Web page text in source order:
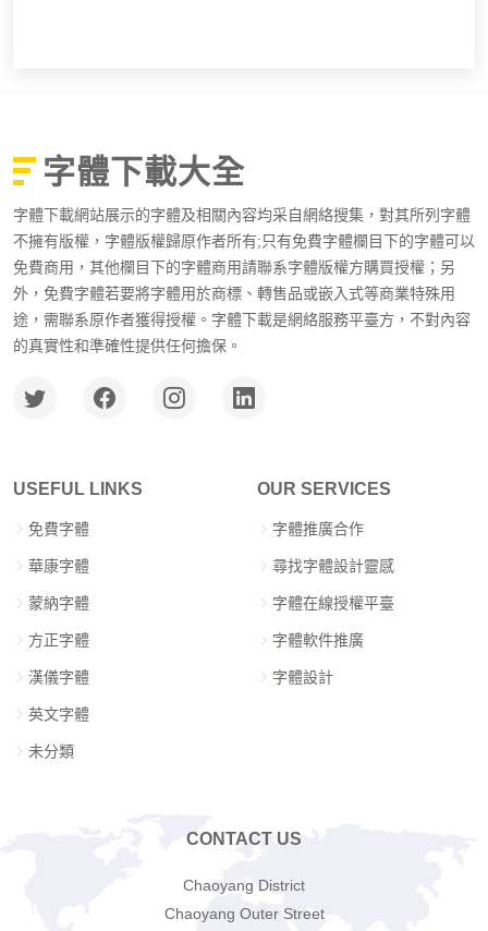
字體下載大全
字體下載網站展示的字體及相關內容均采自網絡搜集，對其所列字體
不擁有版權，字體版權歸原作者所有;只有免費字體欄目下的字體可以
免費商用，其他欄目下的字體商用請聯系字體版權方購買授權；另
外，免費字體若要將字體用於商標、轉售品或嵌入式等商業特殊用
途，需聯系原作者獲得授權。字體下載是網絡服務平臺方，不對內容
的真實性和準確性提供任何擔保。
USEFUL LINKS
免費字體
華康字體
蒙納字體
方正字體
漢儀字體
英文字體
未分類
OUR SERVICES
字體推廣合作
尋找字體設計靈感
字體在線授權平臺
字體軟件推廣
字體設計
CONTACT US
Chaoyang District
Chaoyang Outer Street